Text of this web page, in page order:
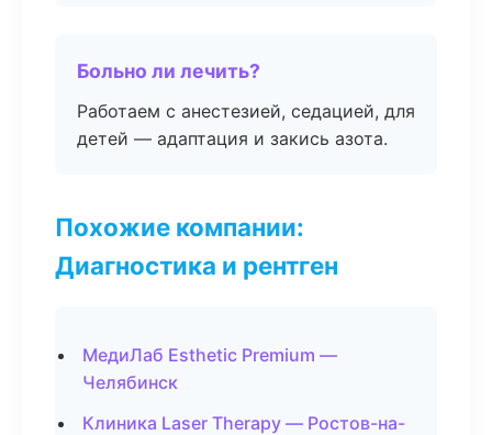
Больно ли лечить?
Работаем с анестезией, седацией, для
детей — адаптация и закись азота.
Похожие компании:
Диагностика и рентген
МедиЛаб Esthetic Premium —
Челябинск
Клиника Laser Therapy — Ростов-на-